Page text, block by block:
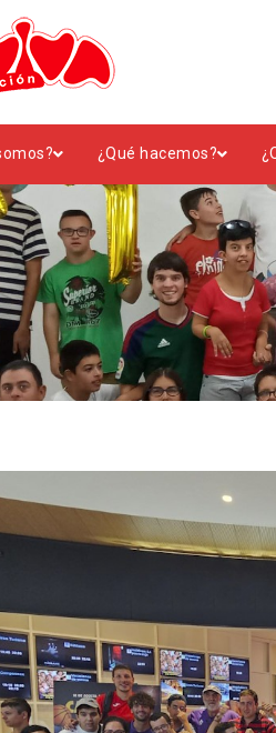
¿Qué hacemos?